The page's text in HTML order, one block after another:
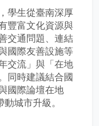
學生從臺南深厚
豐富文化資源與
交通問題、連結
國際友善設施等
交流」與「在地
同時建議結合國
國際論壇在地
城市升級。